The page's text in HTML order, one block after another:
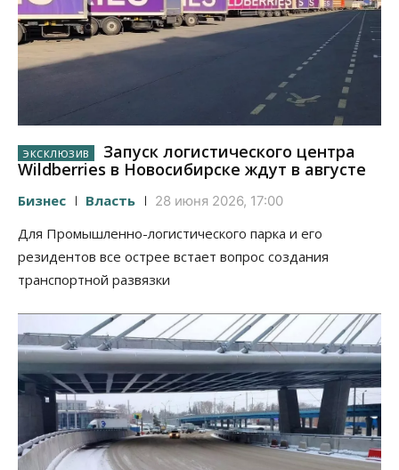
Запуск логистического центра
Wildberries в Новосибирске ждут в августе
Бизнес Власть 28 июня 2026, 17:00
Для Промышленно-логистического парка и его
резидентов все острее встает вопрос создания
транспортной развязки